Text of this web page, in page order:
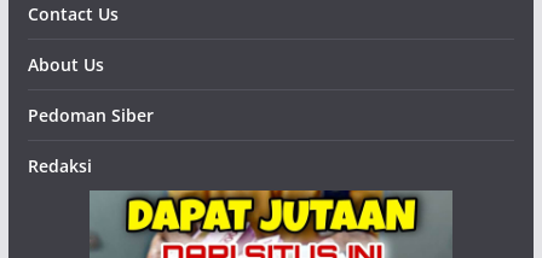
Contact Us
About Us
Pedoman Siber
Redaksi